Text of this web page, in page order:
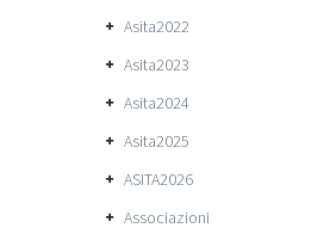
Asita2022
Asita2023
Asita2024
Asita2025
ASITA2026
Associazioni